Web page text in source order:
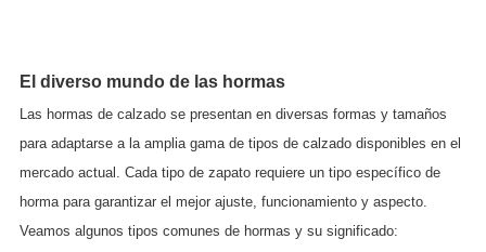
El diverso mundo de las hormas
Las hormas de calzado se presentan en diversas formas y tamaños
para adaptarse a la amplia gama de tipos de calzado disponibles en el
mercado actual. Cada tipo de zapato requiere un tipo específico de
horma para garantizar el mejor ajuste, funcionamiento y aspecto.
Veamos algunos tipos comunes de hormas y su significado: